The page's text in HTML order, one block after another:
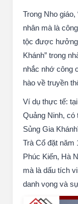
Trong Nho giáo,
nhân mà là
tộc được
Khánh” trong
nhắc nhớ công
hào về truyền
Ví dụ thực tế:
Quảng Ninh, có
Sủng Gia
Trà Cổ đặt năm
Phúc Kiến, Hà
mà là dấu tích
danh vọng và